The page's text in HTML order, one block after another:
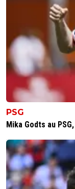
PSG
Mika Godts au